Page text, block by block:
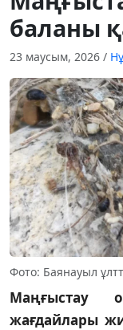
баланы
23 маусым, 2026 /
Фото: Баянауыл
Маңғыстау
жағдайлары